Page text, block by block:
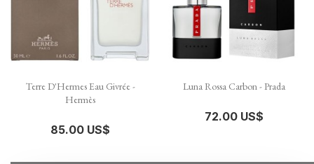
Terre D'Hermes Eau Givrée -
Hermès
85.00 US$
Luna Rossa Carbon - Prada
72.00 US$